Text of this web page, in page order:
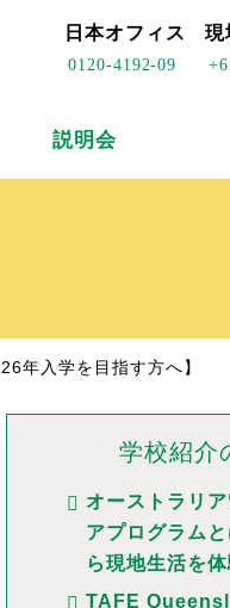
日本オフィス
0120-4192-09
現
説明会
年入学を目指す方へ】
学校紹介
オーストラリ
アプログラム
ら現地生活を
TAFE